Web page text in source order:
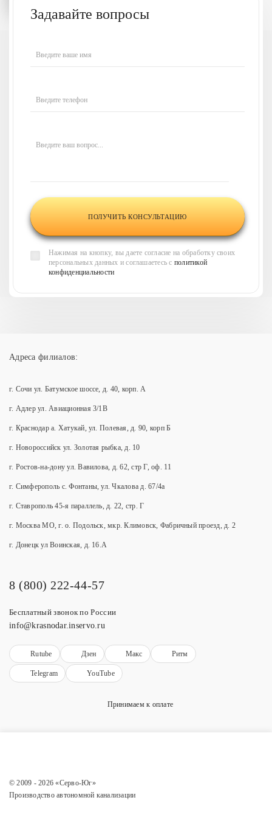
У вас есть вопросы
проконсультируют по всем
Задавайте вопросы
Введите ваше имя
Введите телефон
Введите ваш вопрос...
Нажимая на кнопку, вы даете согласие на обработку своих
персональных данных и соглашаетесь с политикой
конфиденциальности
© 2009 - 2026 «Серво-Юг»
Производство автономной канализации
Адреса филиалов:
г. Сочи ул. Батумское шоссе, д. 40, корп. А
г. Адлер ул. Авиационная 3/1В
г. Краснодар а. Хатукай, ул. Полевая, д. 90, корп Б
г. Новороссийск ул. Золотая рыбка, д. 10
г. Ростов-на-дону ул. Вавилова, д. 62, стр Г, оф. 11
г. Симферополь с. Фонтаны, ул. Чкалова д. 67/4а
г. Ставрополь 45-я параллель, д. 22, стр. Г
г. Москва МО, г. о. Подольск, мкр. Климовск, Фабричный проезд, д. 2
г. Донецк ул Воинская, д. 16.А
8 (800) 222-44-57
Бесплатный звонок по России
info@krasnodar.inservo.ru
Rutube Дзен Макс Ритм
Telegram YouTube
Принимаем к оплате